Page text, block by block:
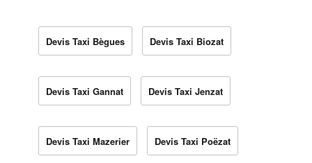
Devis Taxi Bègues Devis Taxi Biozat
Devis Taxi Gannat Devis Taxi Jenzat
Devis Taxi Mazerier Devis Taxi Poëzat